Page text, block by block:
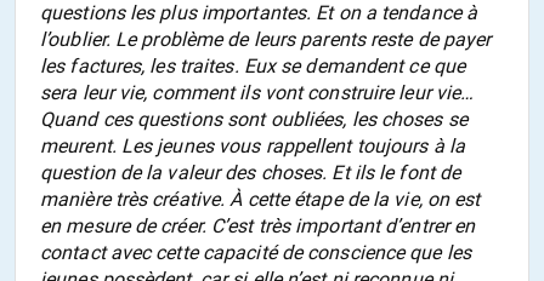
questions les plus importantes. Et on a tendance à
l’oublier. Le problème de leurs parents reste de payer
les factures, les traites. Eux se demandent ce que
sera leur vie, comment ils vont construire leur vie…
Quand ces questions sont oubliées, les choses se
meurent. Les jeunes vous rappellent toujours à la
question de la valeur des choses. Et ils le font de
manière très créative. À cette étape de la vie, on est
en mesure de créer. C’est très important d’entrer en
contact avec cette capacité de conscience que les